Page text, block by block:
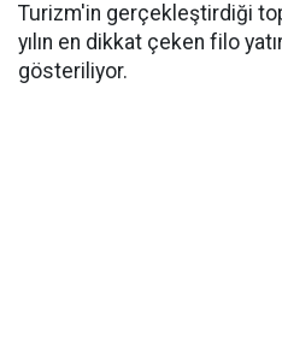
Turizm'in gerçekleştirdiği
yılın en dikkat çeken filo
gösteriliyor.